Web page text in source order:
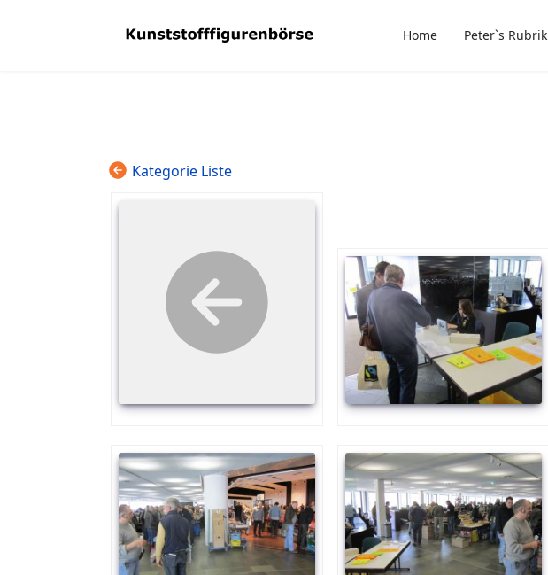
Home Peter`s Rubrik
Kategorie Liste